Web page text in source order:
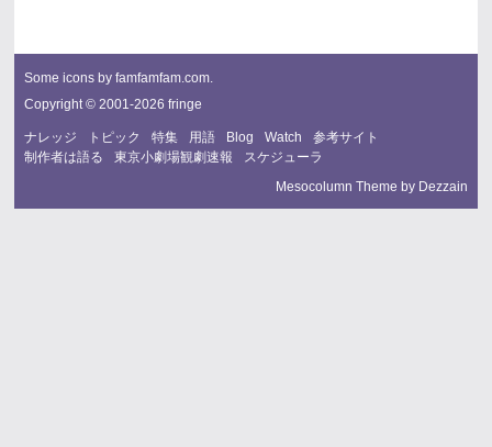
Some icons by famfamfam.com.
Copyright © 2001-2026 fringe
ナレッジ トピック 特集 用語 Blog Watch
参考サイト
制作者は語る
東京小劇場観劇速報
スケジューラ
Mesocolumn Theme by Dezzain